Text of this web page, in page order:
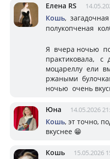
Елена RS
Кошь,
полукопченая
Я вчера ночью
практиковала,
моцареллу ели
ржаными
ночью очень
Юна 14.05.2026
Кошь, эт точно,
вкуснее 😁
Кошь 15.05.2026